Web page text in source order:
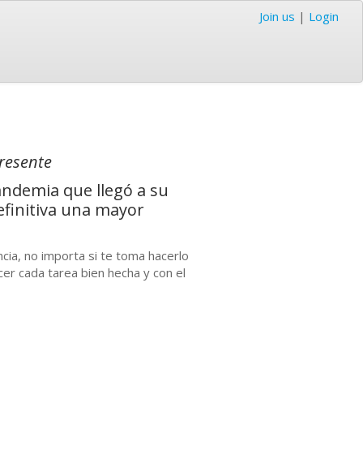
Join us | Login
que llegó a su
una mayor
no importa si te toma hacerlo
cada tarea bien hecha y con el